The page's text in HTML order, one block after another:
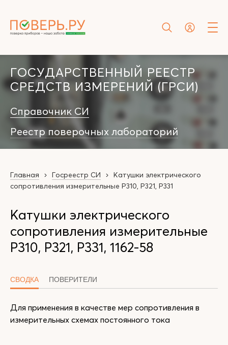
ГОСУДАРСТВЕННЫЙ РЕЕСТР
СРЕДСТВ ИЗМЕРЕНИЙ (ГРСИ)
Справочник СИ
Реестр поверочных лабораторий
Главная Госреестр СИ
Катушки электрического
сопротивления измерительные Р310, Р321, Р331
Катушки электрического
сопротивления измерительные
Р310, Р321, Р331, 1162-58
СВОДКА ПОВЕРИТЕЛИ
Для применения в качестве мер сопротивления в
измерительных схемах постоянного тока